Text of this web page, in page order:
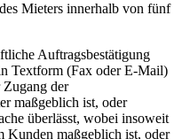
Mieters innerhalb von fünf
Auftragsbestätigung
Textform (Fax oder E-Mail)
der
maßgeblich ist, oder
überlässt, wobei insoweit
Kunden maßgeblich ist, oder